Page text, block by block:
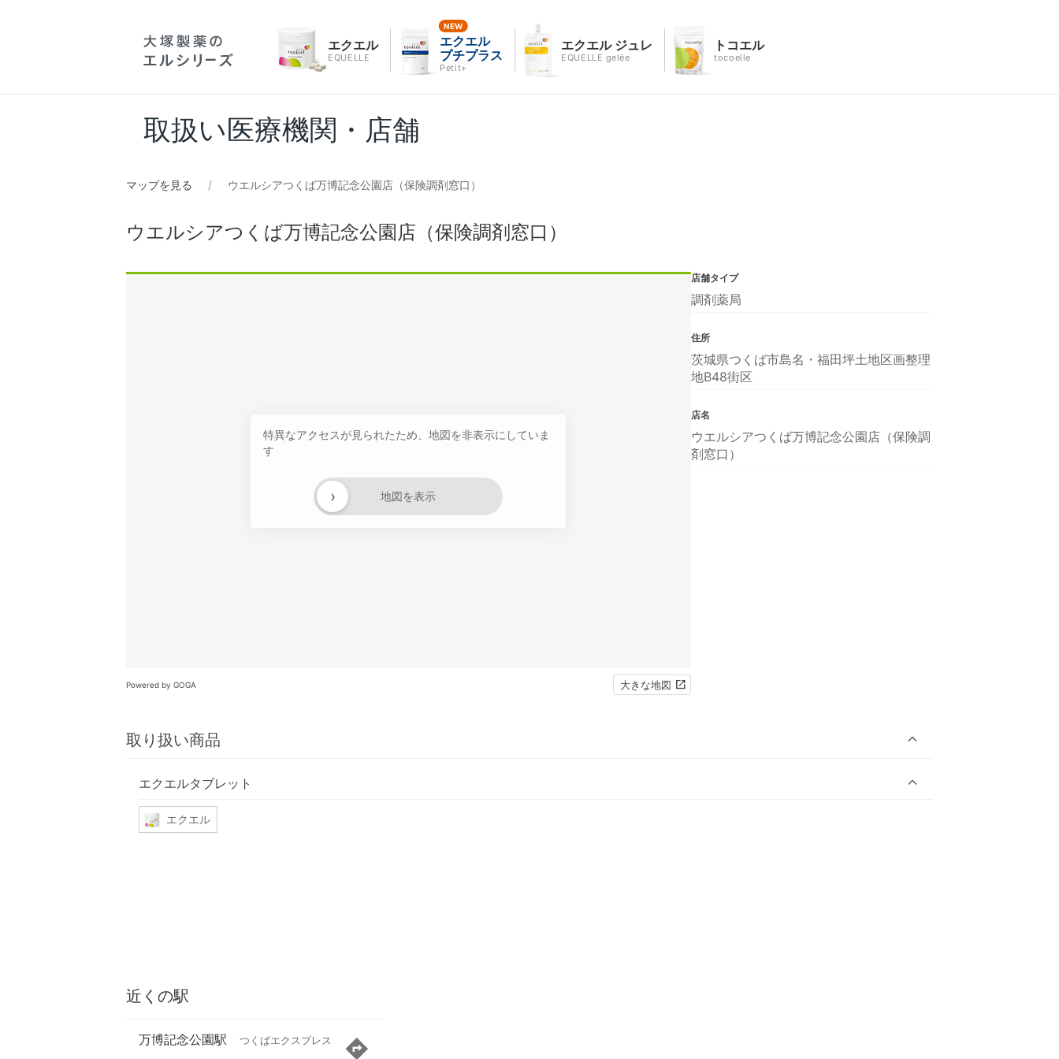
エクエル
EQUELLE
エクエル
プチプラス
Petit+
エクエル ジュレ
EQUELLE gelée
トコエル
tocoelle
取扱い医療機関・店舗
マップを見る ウエルシアつくば万博記念公園店（保険調剤窓口）
ウエルシアつくば万博記念公園店（保険調剤窓口）
特異なアクセスが見られたため、地図を非表示にしていま
す
地図を表示
›
Powered by GOGA 大きな地図
取り扱い商品
エクエルタブレット
エクエル
店舗タイプ
調剤薬局
住所
茨城県つくば市島名・福田坪土地区画整理
地B48街区
店名
ウエルシアつくば万博記念公園店（保険調
剤窓口）
近くの駅
万博記念公園駅 つくばエクスプレス